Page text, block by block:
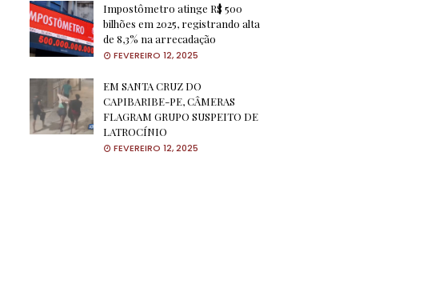
Impostômetro atinge R$ 500
bilhões em 2025, registrando alta
de 8,3% na arrecadação
FEVEREIRO 12, 2025
EM SANTA CRUZ DO
CAPIBARIBE-PE, CÂMERAS
FLAGRAM GRUPO SUSPEITO DE
LATROCÍNIO
FEVEREIRO 12, 2025